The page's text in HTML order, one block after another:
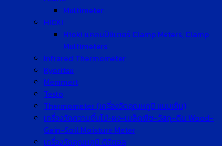
Multimeter
HIOKI
Hioki แคลมป์มิเตอร์ Clamp Meters, Clamp
Multimeters
Infrared Thermometer
Kyoritsu
Memmert
Testo
Thermometer (เครื่องวัดอุณหภูมิ แบบเข็ม)
เครื่องวัดความชื้นไม้-ผง-เมล็ดพืช-วัสดุ-ดิน Wood-
Gain-Soil Moisture Meter
เครื่องวัดอุณหภูมิ ดิจิตอล